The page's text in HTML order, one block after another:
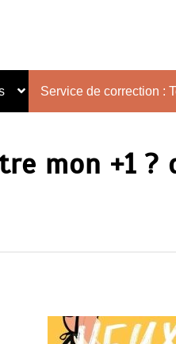
Service de correction :
mon +1 ?